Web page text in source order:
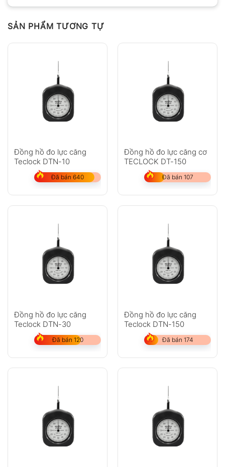
SẢN PHẨM TƯƠNG TỰ
Đồng hồ đo lực căng
Teclock DTN-10
Đã bán 640
Đồng hồ đo lực căng cơ
TECLOCK DT-150
Đã bán 107
Đồng hồ đo lực căng
Teclock DTN-30
Đã bán 120
Đồng hồ đo lực căng
Teclock DTN-150
Đã bán 174